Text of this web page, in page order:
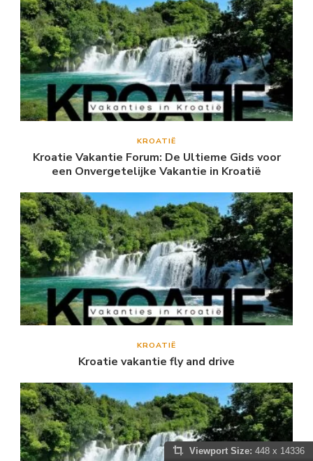
KROATIË
Kroatie Vakantie Forum: De Ultieme Gids voor
een Onvergetelijke Vakantie in Kroatië
KROATIË
Kroatie vakantie fly and drive
Viewport Size: 448 x 14336